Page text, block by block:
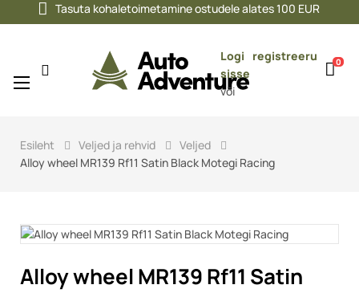
Tasuta kohaletoimetamine ostudele alates 100 EUR
Logi
sisse
või
registreeru 0
Toggle
☰
Esileht Veljed ja rehvid
Veljed
Alloy wheel MR139 Rf11 Satin Black Motegi Racing
Alloy wheel MR139 Rf11 Satin